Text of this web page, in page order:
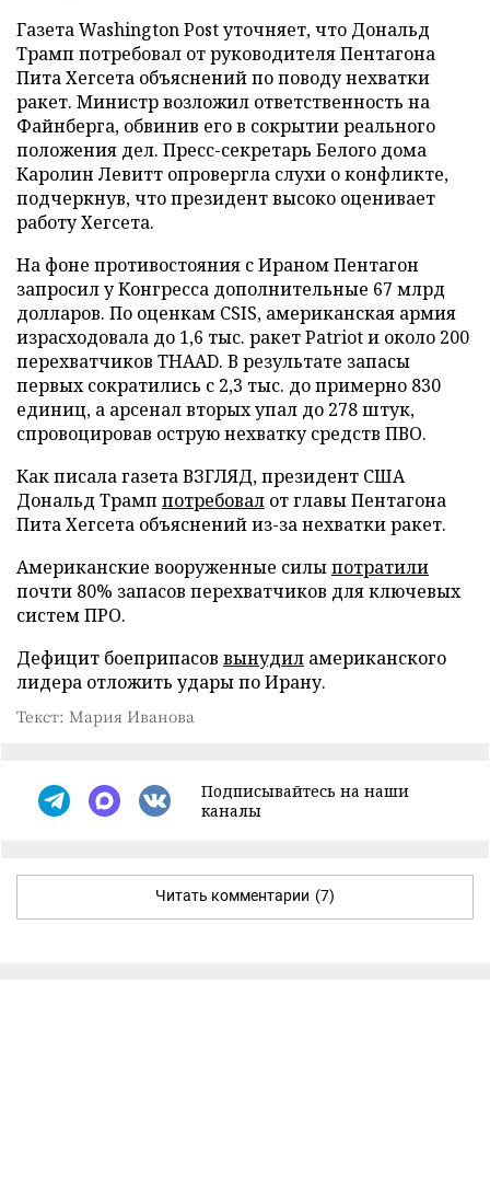
Газета Washington Post уточняет, что Дональд
Трамп потребовал от руководителя Пентагона
Пита Хегсета объяснений по поводу нехватки
ракет. Министр возложил ответственность на
Файнберга, обвинив его в сокрытии реального
положения дел. Пресс-секретарь Белого дома
Каролин Левитт опровергла слухи о конфликте,
подчеркнув, что президент высоко оценивает
работу Хегсета.
На фоне противостояния с Ираном Пентагон
запросил у Конгресса дополнительные 67 млрд
долларов. По оценкам CSIS, американская армия
израсходовала до 1,6 тыс. ракет Patriot и около 200
перехватчиков THAAD. В результате запасы
первых сократились с 2,3 тыс. до примерно 830
единиц, а арсенал вторых упал до 278 штук,
спровоцировав острую нехватку средств ПВО.
Как писала газета ВЗГЛЯД, президент США
Дональд Трамп потребовал от главы Пентагона
Пита Хегсета объяснений из-за нехватки ракет.
Американские вооруженные силыпотратили
почти 80% запасов перехватчиков для ключевых
систем ПРО.
Дефицит боеприпасов вынудил американского
лидера отложить удары по Ирану.
Текст: Мария Иванова
Подписывайтесь на наши
каналы
Читать комментарии (7)